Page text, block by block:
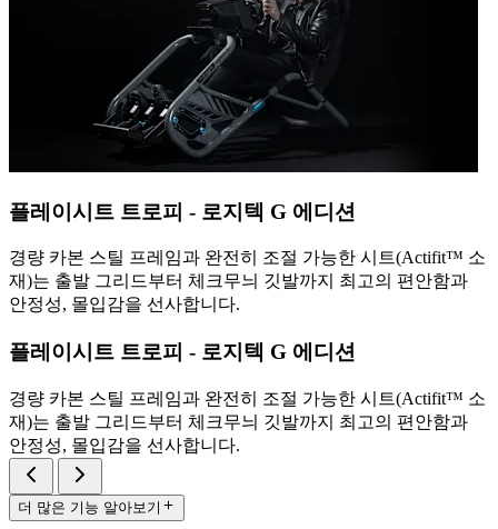
플레이시트 트로피 - 로지텍 G 에디션
경량 카본 스틸 프레임과 완전히 조절 가능한 시트(Actifit™️ 소
재)는 출발 그리드부터 체크무늬 깃발까지 최고의 편안함과
안정성, 몰입감을 선사합니다.
플레이시트 트로피 - 로지텍 G 에디션
경량 카본 스틸 프레임과 완전히 조절 가능한 시트(Actifit™️ 소
재)는 출발 그리드부터 체크무늬 깃발까지 최고의 편안함과
안정성, 몰입감을 선사합니다.
더 많은 기능 알아보기